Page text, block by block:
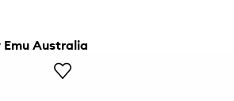
Australia